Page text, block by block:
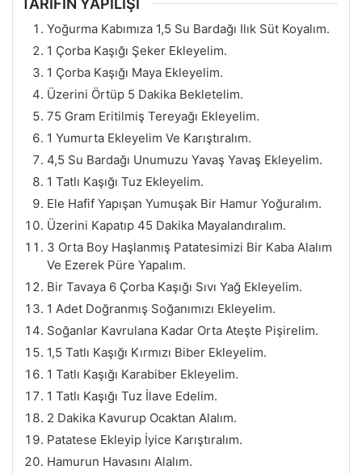
TARİFİN YAPILIŞI
Yoğurma Kabımıza 1,5 Su Bardağı Ilık Süt Koyalım.
1 Çorba Kaşığı Şeker Ekleyelim.
1 Çorba Kaşığı Maya Ekleyelim.
Üzerini Örtüp 5 Dakika Bekletelim.
75 Gram Eritilmiş Tereyağı Ekleyelim.
1 Yumurta Ekleyelim Ve Karıştıralım.
4,5 Su Bardağı Unumuzu Yavaş Yavaş Ekleyelim.
1 Tatlı Kaşığı Tuz Ekleyelim.
Ele Hafif Yapışan Yumuşak Bir Hamur Yoğuralım.
Üzerini Kapatıp 45 Dakika Mayalandıralım.
3 Orta Boy Haşlanmış Patatesimizi Bir Kaba Alalım
Ve Ezerek Püre Yapalım.
Bir Tavaya 6 Çorba Kaşığı Sıvı Yağ Ekleyelim.
1 Adet Doğranmış Soğanımızı Ekleyelim.
Soğanlar Kavrulana Kadar Orta Ateşte Pişirelim.
1,5 Tatlı Kaşığı Kırmızı Biber Ekleyelim.
1 Tatlı Kaşığı Karabiber Ekleyelim.
1 Tatlı Kaşığı Tuz İlave Edelim.
2 Dakika Kavurup Ocaktan Alalım.
Patatese Ekleyip İyice Karıştıralım.
Hamurun Havasını Alalım.